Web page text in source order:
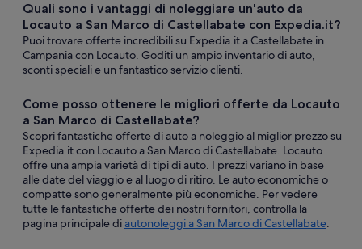
Quali sono i vantaggi di noleggiare un'auto da
Locauto a San Marco di Castellabate con Expedia.it?
Puoi trovare offerte incredibili su Expedia.it a Castellabate in
Campania con Locauto. Goditi un ampio inventario di auto,
sconti speciali e un fantastico servizio clienti.
Come posso ottenere le migliori offerte da Locauto
a San Marco di Castellabate?
Scopri fantastiche offerte di auto a noleggio al miglior prezzo su
Expedia.it con Locauto a San Marco di Castellabate. Locauto
offre una ampia varietà di tipi di auto. I prezzi variano in base
alle date del viaggio e al luogo di ritiro. Le auto economiche o
compatte sono generalmente più economiche. Per vedere
tutte le fantastiche offerte dei nostri fornitori, controlla la
pagina principale di autonoleggi a San Marco di Castellabate.